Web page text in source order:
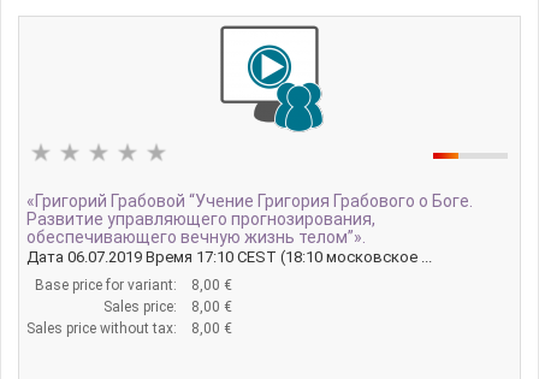
«Григорий Грабовой “Учение Григория Грабового о Боге.
Развитие управляющего прогнозирования,
обеспечивающего вечную жизнь телом”».
Дата 06.07.2019 Время 17:10 CEST (18:10 московское ...
Base price for variant:
8,00 €
Sales price:
8,00 €
Sales price without tax:
8,00 €